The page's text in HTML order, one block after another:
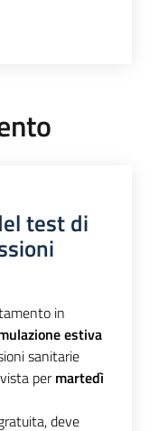
test di
in
estiva
sanitarie
permartedì
deve